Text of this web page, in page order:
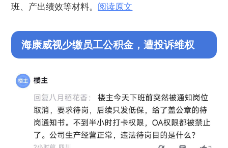
班、产出绩效等材料。 阅读原文
海康威视少缴员工公积金，遭投诉维权